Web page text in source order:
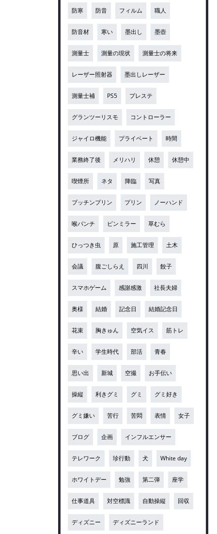
防寒 防音 フィルム 職人
防音材 寒い 墨出し 墨壺
測量士 測量の現状 測量士の将来
レーザー照射器 墨出しレーザー
測量士補 PS5 プレステ
グランツーリスモ コントローラー
ジャイロ機能 プライベート 時間
業務終了後 メリハリ 休憩 休憩中
喫煙所 ネタ 降臨 写真
プッチンプリン プリン ノーハンド
喉パンチ ピンミラー 草むら
ひっつき虫 原 施工管理 土木
会議 腹ごしらえ 四川 餃子
スマホゲーム 感謝感激 社長夫婦
奥様 結婚 記念日 結婚記念日
花束 胸きゅん 空気イス 筋トレ
辛い 学生時代 部活 青春
思い出 新城 空撮 お手伝い
操縦 利きグミ グミ グミ好き
グミ嫌い 苦行 苦悶 表情 女子
ブログ 企画 インフルエンサー
テレワーク 珍行動 犬 White day
ホワイトデー 勉強 第二弾 座学
仕事道具 対空標識 自動操縦 回収
ディズニー ディズニーランド